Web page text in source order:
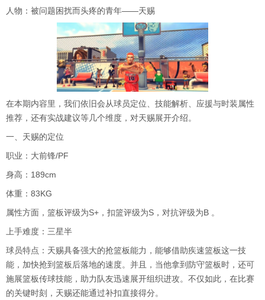
人物：被问题困扰而头疼的青年——天赐
在本期内容里，我们依旧会从球员定位、技能解析、应援与时装属性
推荐，还有实战建议等几个维度，对天赐展开介绍。
一、天赐的定位
职业：大前锋/PF
身高：189cm
体重：83KG
属性方面，篮板评级为S+，扣篮评级为S，对抗评级为B 。
上手难度：三星半
球员特点：天赐具备强大的抢篮板能力，能够借助疾速篮板这一技
能，加快抢到篮板后落地的速度。并且，当他拿到防守篮板时，还可
施展篮板传球技能，助力队友迅速展开组织进攻。不仅如此，在比赛
的关键时刻，天赐还能通过补扣直接得分。